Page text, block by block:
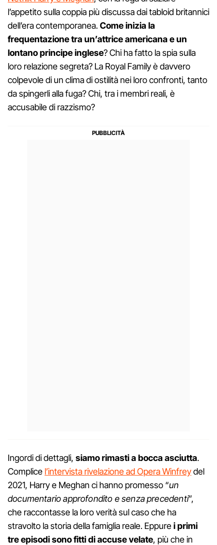
l’appetito sulla coppia più discussa dai tabloid britannici
dell’era contemporanea.Come inizia la
frequentazione tra un’attrice americana e un
lontano principe inglese? Chi ha fatto la spia sulla
loro relazione segreta? La Royal Family è davvero
colpevole di un clima di ostilità nei loro confronti, tanto
da spingerli alla fuga? Chi, tra i membri reali, è
accusabile di razzismo?
Ingordi di dettagli, siamo rimasti a bocca asciutta.
Complice l’intervista rivelazione ad Opera Winfreydel
2021, Harry e Meghan ci hanno promesso “un
documentario approfondito e senza precedenti”,
che raccontasse la loro verità sul caso che ha
stravolto la storia della famiglia reale. Eppurei primi
tre episodi sono fitti di accuse velate, più che in